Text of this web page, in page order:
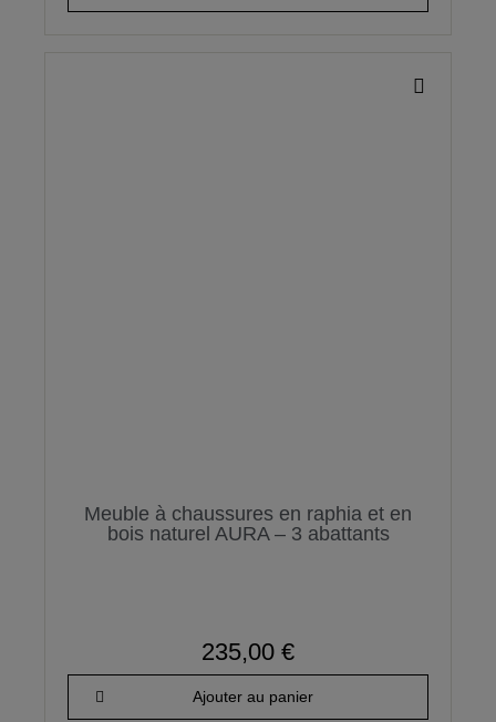
Meuble à chaussures en raphia et en
bois naturel AURA – 3 abattants
235,00 €
Ajouter au panier